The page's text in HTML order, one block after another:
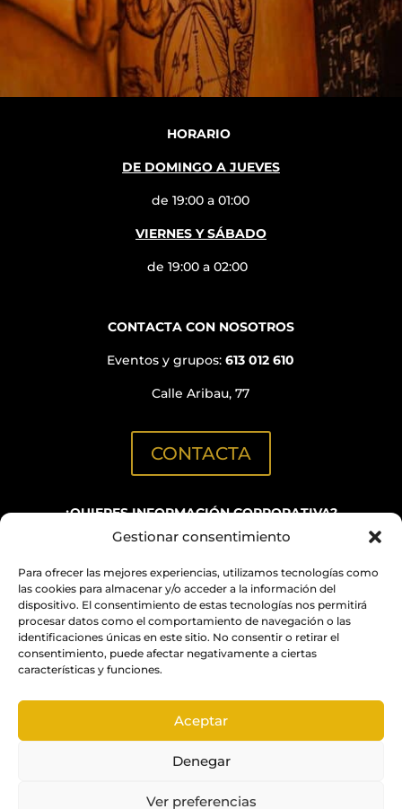
Gestionar consentimiento
Para ofrecer las mejores experiencias, utilizamos tecnologías como
las cookies para almacenar y/o acceder a la información del
dispositivo. El consentimiento de estas tecnologías nos permitirá
procesar datos como el comportamiento de navegación o las
identificaciones únicas en este sitio. No consentir o retirar el
consentimiento, puede afectar negativamente a ciertas
características y funciones.
Aceptar
Denegar
Ver preferencias
HORARIO
DE DOMINGO A JUEVES
de 19:00 a 01:00
VIERNES Y SÁBADO
de 19:00 a 02:00
CONTACTA CON NOSOTROS
Eventos y grupos: 613 012 610
Calle Aribau, 77
CONTACTA
¿QUIERES INFORMACIÓN CORPORATIVA?
C/ Aribau, 152 (Oficinas BN GRUP)
info@quimicabcn.com
NUESTROS RESTAURANTES Y ESPACIOS PARA
EVENTOS
BN GRUP RESTAURANTS